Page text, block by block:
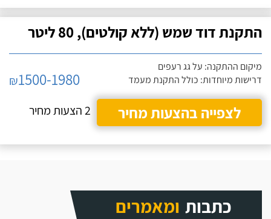
התקנת דוד שמש (ללא קולטים), 80 ליטר
מיקום ההתקנה: על גג רעפים
דרישות מיוחדות: כולל התקנת מעמד
₪1500-1980
לצפייה בהצעות מחיר
2 הצעות מחיר
כתבות ומאמרים